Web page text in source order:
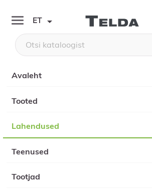
ET 
Avaleht
Tooted
Lahendused
Teenused
Tootjad